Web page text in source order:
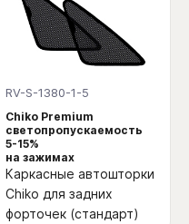
RV-S-1380-1-5
Chiko Premium
светопропускаемость
5-15%
на зажимах
Каркасные автошторки
Chiko для задних
форточек (стандарт)